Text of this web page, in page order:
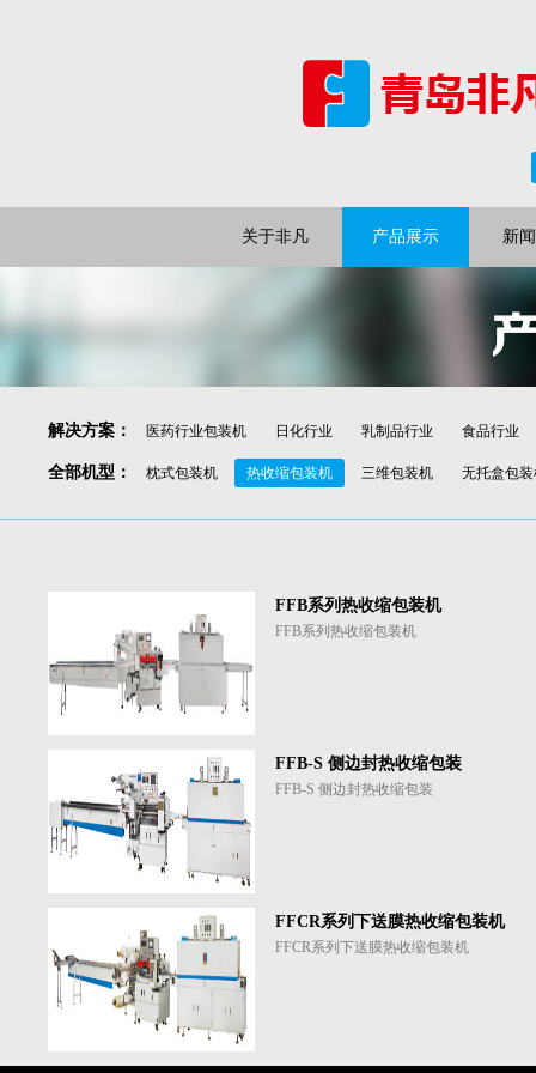
关于非凡 产品展示 新
解决方案 ： 医药行业包装机 日化行业 乳制品行业 食品行业
全部机型 ： 枕式包装机 热收缩包装机 三维包装机 无托盒包
FFB系列热收缩包装机
FFB系列热收缩包装机
FFB-S 侧边封热收缩包装
FFB-S 侧边封热收缩包装
FFCR系列下送膜热收缩包装机
FFCR系列下送膜热收缩包装机